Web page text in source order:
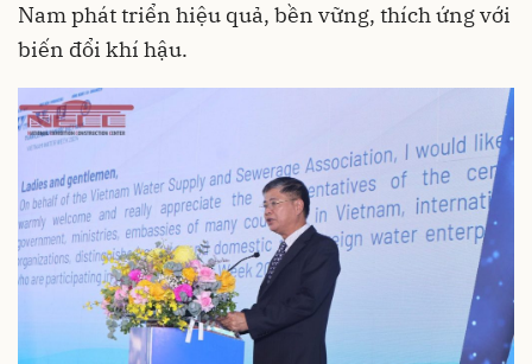
Nam phát triển hiệu quả, bền vững, thích ứng với
biến đổi khí hậu.